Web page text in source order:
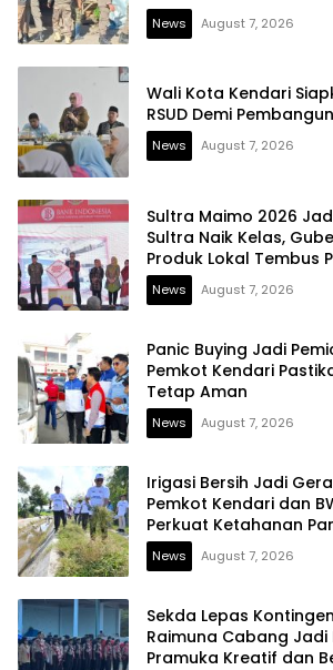
News August 7, 2026
Wali Kota Kendari
RSUD Demi
News August 7, 2026
Sultra Maimo 2026
Sultra Naik Kelas,
Produk Lokal Tembus
News August 7, 2026
Panic Buying Jadi
Pemkot Kendari
Tetap Aman
News August 7, 2026
Irigasi Bersih Jadi
Pemkot Kendari dan
Perkuat Ketahanan
News August 7, 2026
Sekda Lepas
Raimuna Cabang Jadi
Pramuka Kreatif dan